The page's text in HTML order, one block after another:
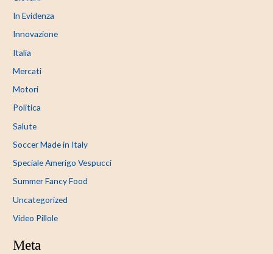
In Evidenza
Innovazione
Italia
Mercati
Motori
Politica
Salute
Soccer Made in Italy
Speciale Amerigo Vespucci
Summer Fancy Food
Uncategorized
Video Pillole
Meta